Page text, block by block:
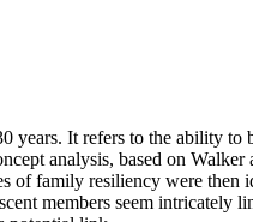
years. It refers to the ability
analysis, based on
of family resiliency were
members seem